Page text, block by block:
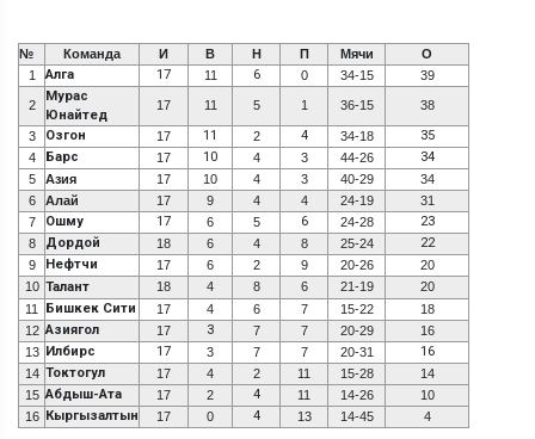
№ Команда И В Н П Мячи
О
1
Алга 17 11 6 0 34-15 39
2
Мурас
Юнайтед
17 11 5 1 36-15 38
3 Озгон 17 11 2 4 34-18 35
4 Барс 17 10 4 3 44-26 34
5 Азия 17 10 4 3 40-29
34
6
Алай 17 9 4 4 24-19
31
7
Ошму 17 6 5 6 24-28 23
8 Дордой 18 6 4 8 25-24 22
9 Нефтчи 17 6 2 9 20-26
20
10 Талант 18 4 8 6 21-19
20
11
Бишкек Сити 17 4 6 7 15-22
18
12 Азиягол 17 3 7 7 20-29
16
13 Илбирс 17 3 7 7 20-31 16
14 Токтогул 17 4 2 11 15-28
14
15 Абдыш-Ата 17 2 4 11 14-26
10
16 Кыргызалтын 17 0 4 13 14-45 4